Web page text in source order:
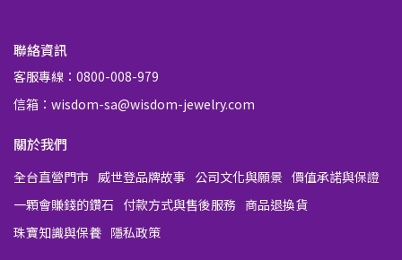
聯絡資訊
客服專線：0800-008-979
信箱：wisdom-sa@wisdom-jewelry.com
關於我們
全台直營門市 威世登品牌故事 公司文化與願景 價值承諾與保證
一顆會賺錢的鑽石 付款方式與售後服務 商品退換貨
珠寶知識與保養 隱私政策